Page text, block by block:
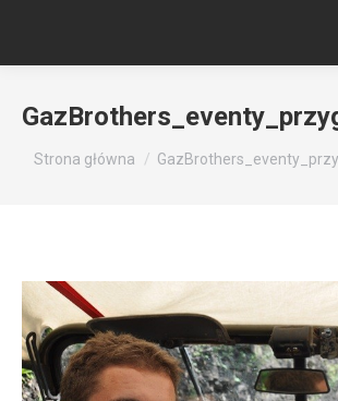
Jesteś tutaj:
Strona główna